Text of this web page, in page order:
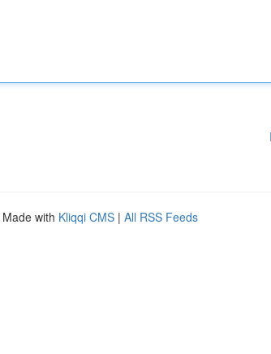
Made with Kliqqi CMS | All RSS Feeds